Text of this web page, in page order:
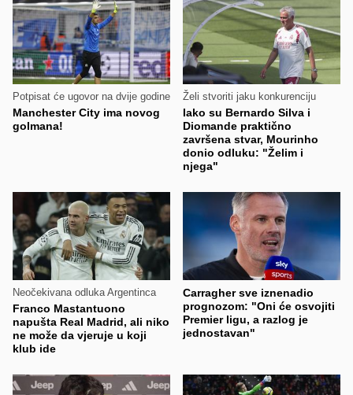
Potpisat će ugovor na dvije godine
Manchester City ima novog
golmana!
Želi stvoriti jaku konkurenciju
Iako su Bernardo Silva i
Diomande praktično
završena stvar, Mourinho
donio odluku: "Želim i
njega"
Neočekivana odluka Argentinca
Franco Mastantuono
napušta Real Madrid, ali niko
ne može da vjeruje u koji
klub ide
Carragher sve iznenadio
prognozom: "Oni će osvojiti
Premier ligu, a razlog je
jednostavan"